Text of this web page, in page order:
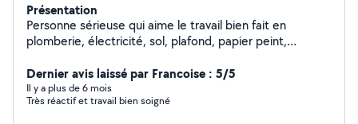
Présentation
Personne sérieuse qui aime le travail bien fait en
plomberie, électricité, sol, plafond, papier peint,
de terrasse sur mesure en bois et composite
Dernier avis laissé par Francoise : 5/5
Il y a plus de 6 mois
Très réactif et travail bien soigné